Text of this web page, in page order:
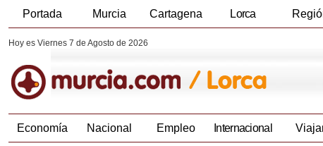
Portada Murcia Cartagena Lorca
Hoy es Viernes 7 de Agosto de 2026
Economía Nacional Empleo Internacional